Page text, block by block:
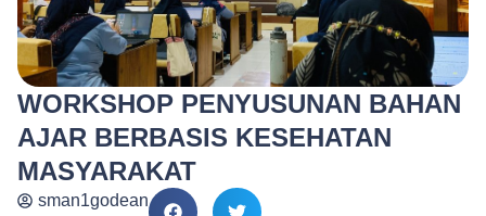
WORKSHOP PENYUSUNAN BAHAN
AJAR BERBASIS KESEHATAN
MASYARAKAT
sman1godean